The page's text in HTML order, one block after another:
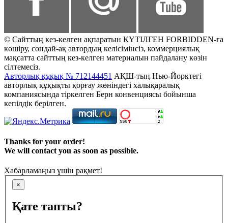
© Сайттың кез-келген ақпаратын КҮТІЛГЕН FORBIDDEN-ға
көшіру, сондай-ақ автордың келісімінсіз, коммерциялық
мақсатта сайттың кез-келген материалын пайдалану көзін
сілтемесіз.
Авторлық құқық № 712144451 АҚШ-тың Нью-Йорктегі
авторлық құқықты қорғау жөніндегі халықаралық
компаниясында тіркелген Берн конвенциясы бойынша
кепілдік берілген.
Thanks for your order!
We will contact you as soon as possible.
Хабарламаңыз үшін рақмет!
×
Қате тапты?